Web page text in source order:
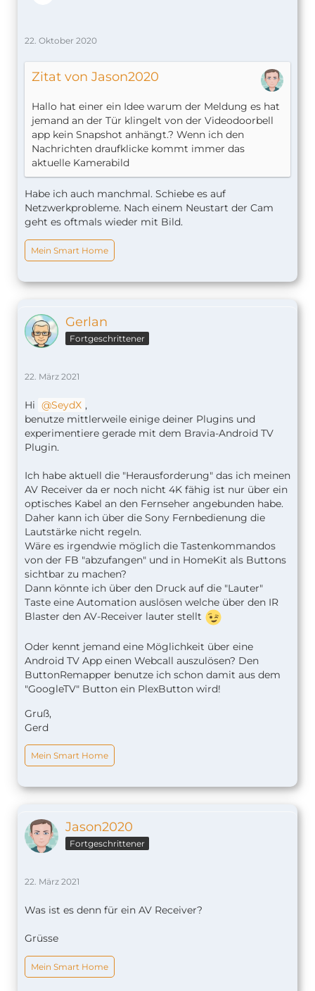
22. Oktober 2020
Zitat von Jason2020
Hallo hat einer ein Idee warum der Meldung es hat
jemand an der Tür klingelt von der Videodoorbell
app kein Snapshot anhängt.? Wenn ich den
Nachrichten draufklicke kommt immer das
aktuelle Kamerabild
Habe ich auch manchmal. Schiebe es auf
Netzwerkprobleme. Nach einem Neustart der Cam
geht es oftmals wieder mit Bild.
Mein Smart Home
Gerlan
Fortgeschrittener
22. März 2021
Hi SeydX ,
benutze mittlerweile einige deiner Plugins und
experimentiere gerade mit dem Bravia-Android TV
Plugin.
Ich habe aktuell die "Herausforderung" das ich meinen
AV Receiver da er noch nicht 4K fähig ist nur über ein
optisches Kabel an den Fernseher angebunden habe.
Daher kann ich über die Sony Fernbedienung die
Lautstärke nicht regeln.
Wäre es irgendwie möglich die Tastenkommandos
von der FB "abzufangen" und in HomeKit als Buttons
sichtbar zu machen?
Dann könnte ich über den Druck auf die "Lauter"
Taste eine Automation auslösen welche über den IR
Blaster den AV-Receiver lauter stellt
Oder kennt jemand eine Möglichkeit über eine
Android TV App einen Webcall auszulösen? Den
ButtonRemapper benutze ich schon damit aus dem
"GoogleTV" Button ein PlexButton wird!
Gruß,
Gerd
Mein Smart Home
Jason2020
Fortgeschrittener
22. März 2021
Was ist es denn für ein AV Receiver?
Grüsse
Mein Smart Home